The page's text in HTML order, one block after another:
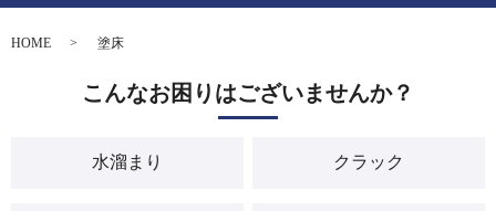
HOME 塗床
こんなお困りはございませんか？
水溜まり クラック